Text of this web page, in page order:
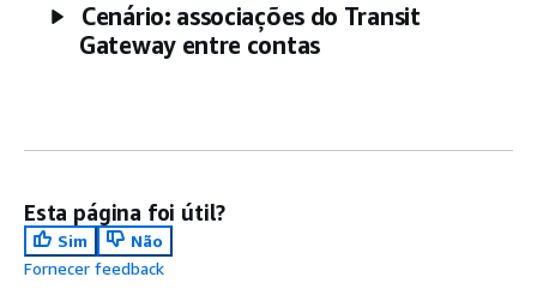
Cenário: associações do Transit
Gateway entre contas
Esta página foi útil?
Sim
Não
Fornecer feedback